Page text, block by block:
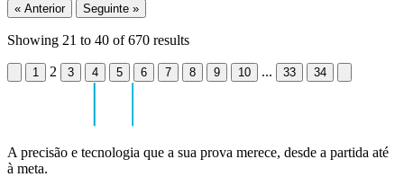
« Anterior Seguinte »
Showing 21 to 40 of 670 results
1 2 3 4 5 6 7 8 9 10 ... 33 34
A precisão e tecnologia que a sua prova merece, desde a partida até
à meta.